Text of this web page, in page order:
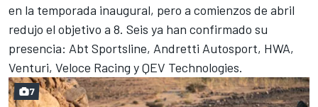
en la temporada inaugural, pero a comienzos de abril
redujo el objetivo a 8. Seis ya han confirmado su
presencia: Abt Sportsline, Andretti Autosport, HWA,
Venturi, Veloce Racing y QEV Technologies.
7